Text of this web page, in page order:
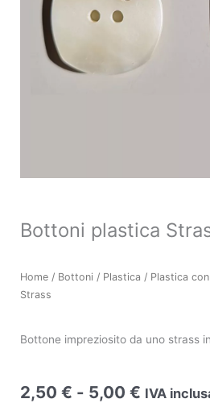
Bottoni plastica
Home / Bottoni / Plastica / Plastica
Strass
Bottone impreziosito da uno strass
2,50 € - 5,00 € Fascia
IVA